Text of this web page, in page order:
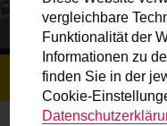
STARTSEITE
vergleichbare
Funktionalität der
Informationen zu
finden Sie in der
Cookie-